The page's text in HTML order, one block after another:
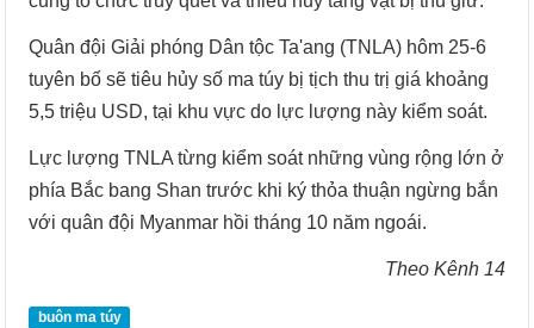
Quân đội Giải phóng Dân tộc Ta'ang (TNLA) hôm 25-6
tuyên bố sẽ tiêu hủy số ma túy bị tịch thu trị giá khoảng
5,5 triệu USD, tại khu vực do lực lượng này kiểm soát.
Lực lượng TNLA từng kiểm soát những vùng rộng lớn ở
phía Bắc bang Shan trước khi ký thỏa thuận ngừng bắn
với quân đội Myanmar hồi tháng 10 năm ngoái.
Theo Kênh 14
buôn ma túy